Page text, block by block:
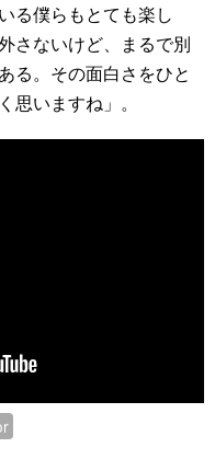
る僕らもとても楽し
さないけど、まるで別
る。その面白さをひと
思いますね」。